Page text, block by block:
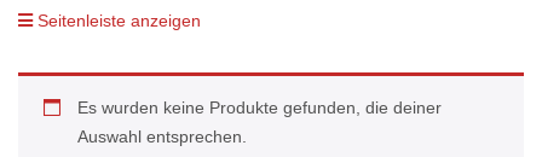
Seitenleiste anzeigen
Es wurden keine Produkte gefunden, die deiner
Auswahl entsprechen.